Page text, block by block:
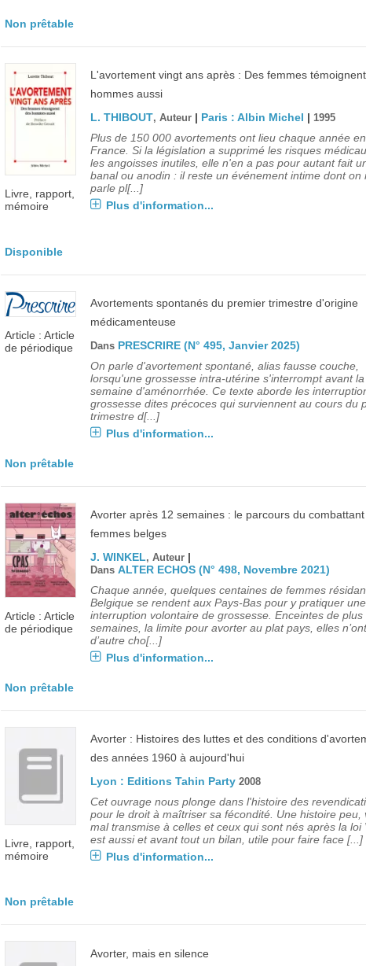
Non prêtable
Livre, rapport,
mémoire
L'avortement vingt ans après : Des femmes
hommes aussi
L. THIBOUT, Auteur | Paris : Albin Michel | 1995
Plus de 150 000 avortements ont lieu chaque année en
France. Si la législation a supprimé les risques
les angoisses inutiles, elle n'en a pas pour autant fait
banal ou anodin : il reste un événement intime dont on
parle pl[...]
Plus d'information...
Disponible
Article : Article
de périodique
Avortements spontanés du premier trimestre d'origine
médicamenteuse
Dans PRESCRIRE (N° 495, Janvier 2025)
On parle d'avortement spontané, alias fausse couche,
lorsqu'une grossesse intra-utérine s'interrompt avant
semaine d'aménorrhée. Ce texte aborde les
grossesse dites précoces qui surviennent au cours du
trimestre d[...]
Plus d'information...
Non prêtable
Article : Article
de périodique
Avorter après 12 semaines : le parcours du
femmes belges
J. WINKEL, Auteur |
Dans ALTER ECHOS (N° 498, Novembre 2021)
Chaque année, quelques centaines de femmes
Belgique se rendent aux Pays-Bas pour y pratiquer une
interruption volontaire de grossesse. Enceintes de plus
semaines, la limite pour avorter au plat pays, elles
d’autre cho[...]
Plus d'information...
Non prêtable
Livre, rapport,
mémoire
Avorter : Histoires des luttes et des conditions
des années 1960 à aujourd'hui
Lyon : Editions Tahin Party 2008
Cet ouvrage nous plonge dans l'histoire des
pour le droit à maîtriser sa fécondité. Une histoire peu,
mal transmise à celles et ceux qui sont nés après la loi
est aussi et avant tout un bilan, utile pour faire face [...]
Plus d'information...
Non prêtable
Avorter, mais en silence